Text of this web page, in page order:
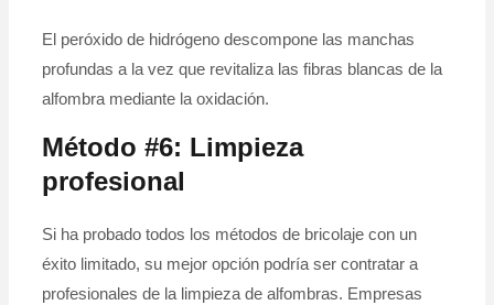
El peróxido de hidrógeno descompone las manchas
profundas a la vez que revitaliza las fibras blancas de la
alfombra mediante la oxidación.
Método #6: Limpieza
profesional
Si ha probado todos los métodos de bricolaje con un
éxito limitado, su mejor opción podría ser contratar a
profesionales de la limpieza de alfombras. Empresas